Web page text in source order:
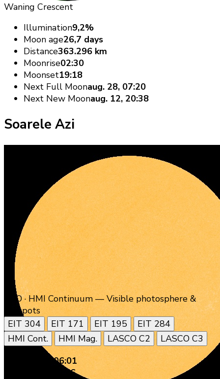
Waning Crescent
Illumination9,2%
Moon age26,7 days
Distance363.296 km
Moonrise02:30
Moonset19:18
Next Full Moonaug. 28, 07:20
Next New Moonaug. 12, 20:38
Soarele Azi
SDO · HMI Continuum — Visible photosphere &
sunspots
EIT 304
EIT 171 EIT 195
EIT 284
HMI Cont.
HMI Mag. LASCO C2
LASCO C3
Sunrise06:01
20:26